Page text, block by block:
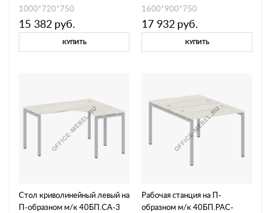
1000*720*750
15 382 руб.
КУПИТЬ
1600*900*750
17 932 руб.
КУПИТЬ
Стол криволинейный левый на
П-образном м/к 40БП.СА-3
Рабочая станция на П-
образном м/к 40БП.РАС-